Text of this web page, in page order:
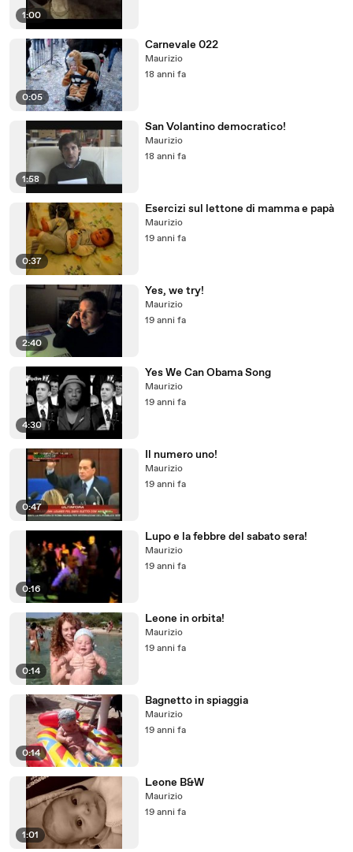
1:00
0:05
Carnevale 022
Maurizio
18 anni fa
1:58
San Volantino democratico!
Maurizio
18 anni fa
0:37
Esercizi sul lettone di mamma e papà
Maurizio
19 anni fa
2:40
Yes, we try!
Maurizio
19 anni fa
4:30
Yes We Can Obama Song
Maurizio
19 anni fa
0:47
Il numero uno!
Maurizio
19 anni fa
0:16
Lupo e la febbre del sabato sera!
Maurizio
19 anni fa
0:14
Leone in orbita!
Maurizio
19 anni fa
0:14
Bagnetto in spiaggia
Maurizio
19 anni fa
1:01
Leone B&W
Maurizio
19 anni fa